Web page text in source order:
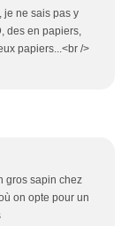
je ne sais pas y
des en papiers,
papiers...<br />
gros sapin chez
on opte pour un